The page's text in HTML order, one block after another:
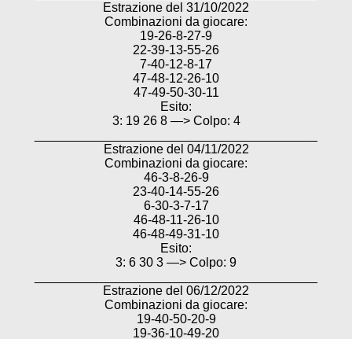
Estrazione del 31/10/2022
Combinazioni da giocare:
19-26-8-27-9
22-39-13-55-26
7-40-12-8-17
47-48-12-26-10
47-49-50-30-11
Esito:
3: 19 26 8 —> Colpo: 4
Estrazione del 04/11/2022
Combinazioni da giocare:
46-3-8-26-9
23-40-14-55-26
6-30-3-7-17
46-48-11-26-10
46-48-49-31-10
Esito:
3: 6 30 3 —> Colpo: 9
Estrazione del 06/12/2022
Combinazioni da giocare:
19-40-50-20-9
19-36-10-49-20